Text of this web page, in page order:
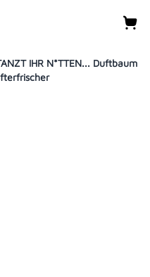
IHR N*TTEN... Duftbaum